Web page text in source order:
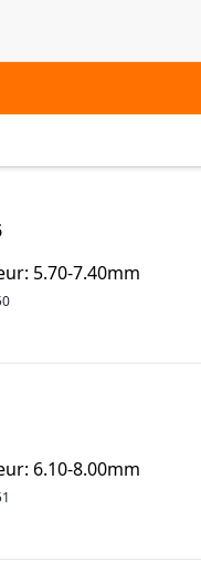
5.70-7.40mm
6.10-8.00mm